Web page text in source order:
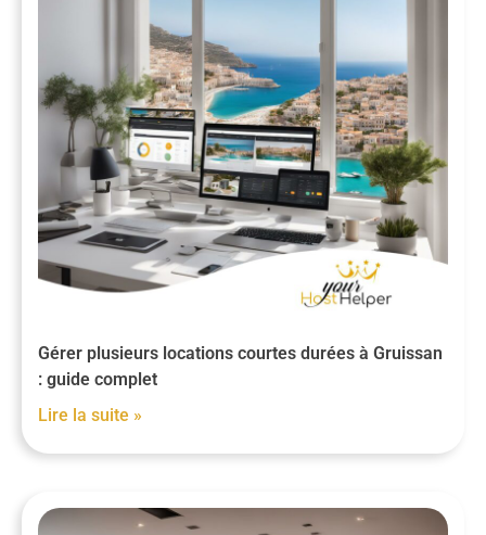
Gérer plusieurs locations courtes durées à Gruissan
: guide complet
Lire la suite »